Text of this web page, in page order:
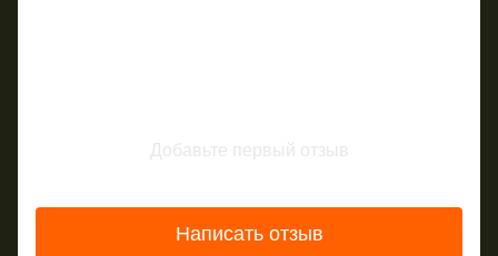
Добавьте первый отзыв
Написать отзыв